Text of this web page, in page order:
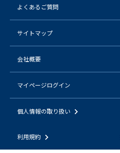
よくあるご質問
サイトマップ
会社概要
マイページログイン
個人情報の取り扱い
利用規約